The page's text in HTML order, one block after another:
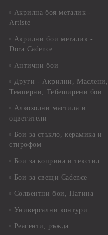
Акрилна боя металик -
Artiste
Акрилни бои металик -
Dora Cadence
Антични бои
Други - Акрилни, Маслени,
Темперни, Тебеширени бои
Алкохолни мастила и
оцветители
Бои за стъкло, керамика и
стирофом
Бои за коприна и текстил
Бои за свещи Cadence
Солвентни бои, Патина
Универсални контури
Реагенти, ръжда